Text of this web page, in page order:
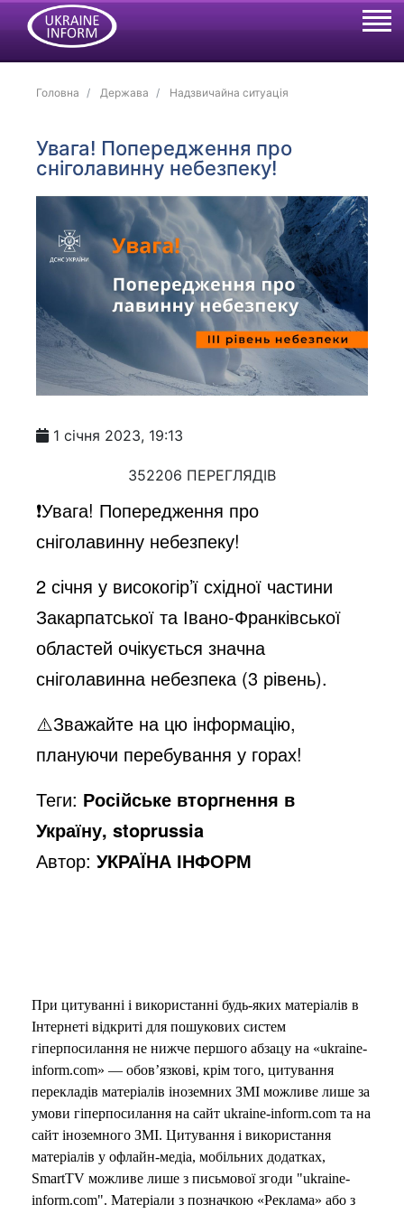
Головна Держава Надзвичайна ситуація
Увага! Попередження про
сніголавинну небезпеку!
1 січня 2023, 19:13
352206 ПЕРЕГЛЯДІВ
❗️Увага! Попередження про
сніголавинну небезпеку!
2 січня у високогір’ї східної частини
Закарпатської та Івано-Франківської
областей очікується значна
сніголавинна небезпека (3 рівень).
⚠️Зважайте на цю інформацію,
плануючи перебування у горах!
Теги: Російське вторгнення в
Україну, stoprussia
Автор:УКРАЇНА ІНФОРМ
При цитуванні і використанні будь-яких матеріалів в
Інтернеті відкриті для пошукових систем
гіперпосилання не нижче першого абзацу на «ukraine-
inform.com» — обов’язкові, крім того, цитування
перекладів матеріалів іноземних ЗМІ можливе лише за
умови гіперпосилання на сайт ukraine-inform.com та на
сайт іноземного ЗМІ. Цитування і використання
матеріалів у офлайн-медіа, мобільних додатках,
SmartTV можливе лише з письмової згоди "ukraine-
inform.com". Матеріали з позначкою «Реклама» або з